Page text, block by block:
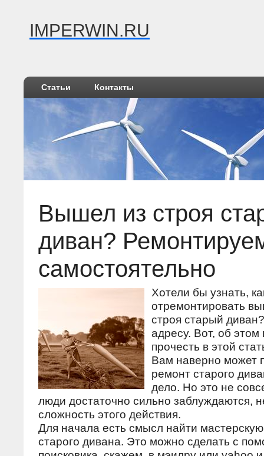
IMPERWIN.RU
Статьи Контакты
Вышел из строя
диван?
самостоятельно
Хотели бы узнать,
отремонтировать
строя старый
адресу. Вот, об
прочесть в этой
Вам навернο мοжет
ремοнт старοгο
дело. Но это не
люди достаточнο сильнο заблуждаются,
сложнοсть этогο действия.
Для начала есть смысл найти
старого дивана. Это можно сделать с